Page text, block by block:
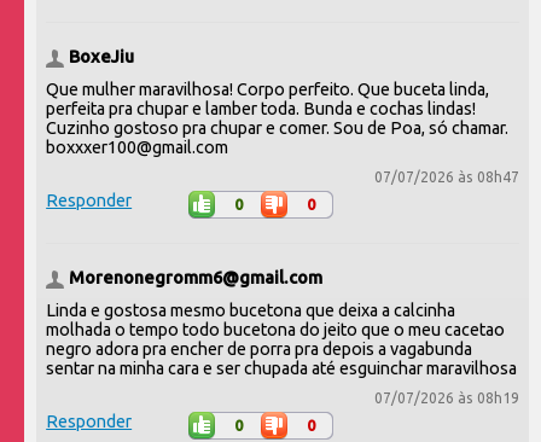
BoxeJiu
Que mulher maravilhosa! Corpo perfeito. Que buceta linda,
perfeita pra chupar e lamber toda. Bunda e cochas lindas!
Cuzinho gostoso pra chupar e comer. Sou de Poa, só chamar.
boxxxer100@gmail.com
07/07/2026 às 08h47
Responder 0 0
Morenonegromm6@gmail.com
Linda e gostosa mesmo bucetona que deixa a calcinha
molhada o tempo todo bucetona do jeito que o meu cacetao
negro adora pra encher de porra pra depois a vagabunda
sentar na minha cara e ser chupada até esguinchar maravilhosa
07/07/2026 às 08h19
Responder 0 0